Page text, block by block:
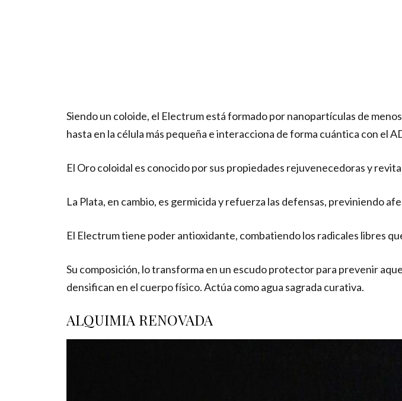
Siendo un coloide, el Electrum está formado por nanopartículas de
hasta en la célula más pequeña e interacciona de forma cuántica con el
El Oro coloidal es conocido por sus propiedades rejuvenecedoras y
La Plata, en cambio, es germicida y refuerza las defensas, previniendo
El Electrum tiene poder antioxidante, combatiendo los radicales libres
Su composición, lo transforma en un escudo protector para prevenir
densifican en el cuerpo físico. Actúa como agua sagrada curativa.
ALQUIMIA RENOVADA